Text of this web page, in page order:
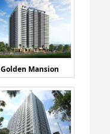
Golden Mansion